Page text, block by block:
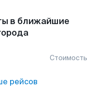
в ближайшие
Стоимость
рейсов